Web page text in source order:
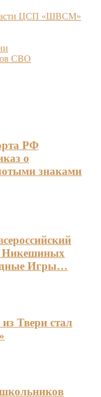
ЦСП «ШВСМ»
СВО
РФ
о
знаками
Никешиных
Игры…
Твери стал